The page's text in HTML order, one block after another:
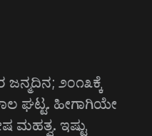
೨೦೧೩ಕ್ಕೆ
ಘಟ್ಟ. ಹೀಗಾಗಿಯೇ
ಮಹತ್ವ. ಇಷ್ಟು